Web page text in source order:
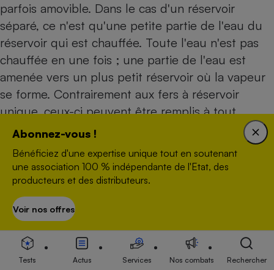
parfois amovible. Dans le cas d'un réservoir
séparé, ce n'est qu'une petite partie de l'eau du
réservoir qui est chauffée. Toute l'eau n'est pas
chauffée en une fois ; une partie de l'eau est
amenée vers un plus petit réservoir où la vapeur
se forme. Contrairement aux fers à réservoir
unique, ceux-ci peuvent être remplis à tout
moment, puisque le réservoir séparé n'est pas
chaud (ou sous pression). Dans ce cas, la capacité
du réservoir est moins grande, mais l'autonomie
de ces appareils peut être considérée comme
illimitée.
Résine anti-calcaire
Abonnez-vous !
Bénéficiez d'une expertise unique tout en soutenant
une association 100 % indépendante de l'Etat, des
producteurs et des distributeurs.
Voir nos offres
Tests Actus Services Nos combats Rechercher